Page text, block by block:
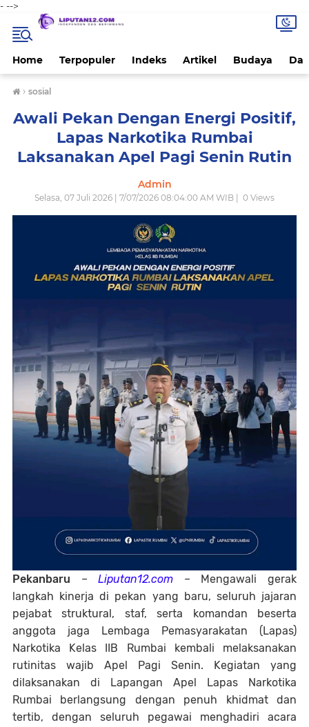
- -->
Home Terpopuler Indeks Artikel Budaya
› sosial
Awali Pekan Dengan Energi Positif,
Lapas Narkotika Rumbai
Laksanakan Apel Pagi Senin Rutin
Admin
Selasa, 07 Juli 2026 | 7/07/2026 08:04:00 AM WIB | 0 Views
Pekanbaru –Liputan12.com – Mengawali gerak
langkah kinerja di pekan yang baru, seluruh jajaran
pejabat struktural, staf, serta komandan beserta
anggota jaga Lembaga Pemasyarakatan (Lapas)
Narkotika Kelas IIB Rumbai kembali melaksanakan
rutinitas wajib Apel Pagi Senin. Kegiatan yang
dilaksanakan di Lapangan Apel Lapas Narkotika
Rumbai berlangsung dengan penuh khidmat dan
tertib, dengan seluruh pegawai menghadiri acara